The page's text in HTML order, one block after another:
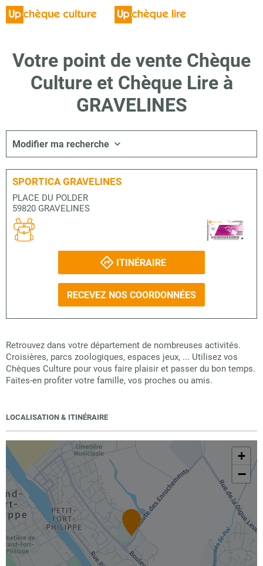
Votre point de vente Chèque
Culture et Chèque Lire à
GRAVELINES
Modifier ma recherche
SPORTICA GRAVELINES
PLACE DU POLDER
59820 GRAVELINES
ITINÉRAIRE
RECEVEZ NOS COORDONNÉES
Retrouvez dans votre département de nombreuses activités.
Croisières, parcs zoologiques, espaces jeux, ... Utilisez vos
Chèques Culture pour vous faire plaisir et passer du bon temps.
Faites-en profiter votre famille, vos proches ou amis.
LOCALISATION & ITINÉRAIRE
+
−